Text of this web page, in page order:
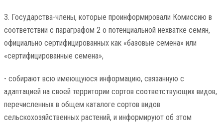
3. Государства-члены, которые проинформировали Комиссию в
соответствии с параграфом 2 о потенциальной нехватке семян,
официально сертифицированных как «базовые семена» или
«сертифицированные семена»,
- собирают всю имеющуюся информацию, связанную с
адаптацией на своей территории сортов соответствующих видов,
перечисленных в общем каталоге сортов видов
сельскохозяйственных растений, и информируют об этом